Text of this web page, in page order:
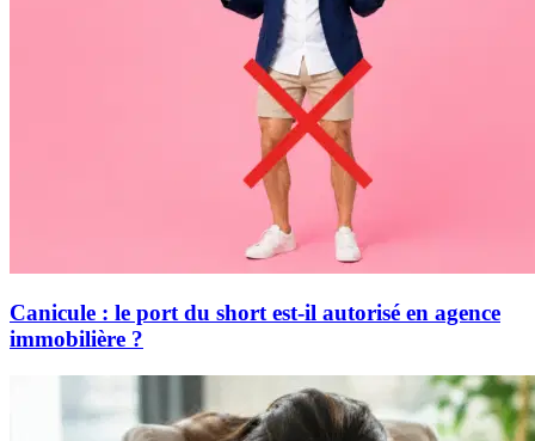
Canicule : le port du short est-il autorisé en agence
immobilière ?